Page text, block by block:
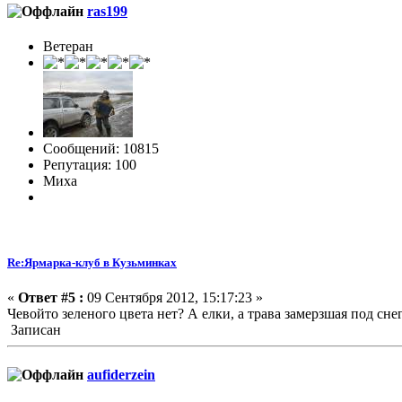
ras199
Ветеран
Сообщений: 10815
Репутация: 100
Миха
Re:Ярмарка-клуб в Кузьминках
« Ответ #5 : 09 Сентября 2012, 15:17:23 »
Чевойто зеленого цвета нет? А елки, а трава замерзшая под
Записан
aufiderzein